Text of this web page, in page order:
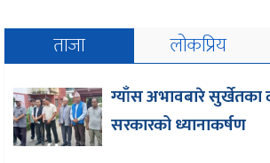
ताजा लोकप्रिय
ग्याँस अभावबारे सुर्खेतका
सरकारको ध्यानाकर्षण